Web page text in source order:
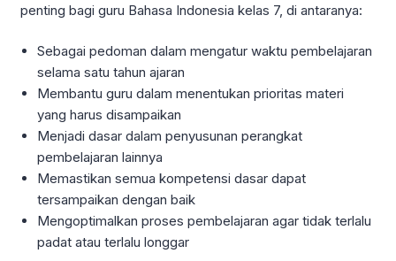
penting bagi guru Bahasa Indonesia kelas 7, di antaranya:
Sebagai pedoman dalam mengatur waktu pembelajaran
selama satu tahun ajaran
Membantu guru dalam menentukan prioritas materi
yang harus disampaikan
Menjadi dasar dalam penyusunan perangkat
pembelajaran lainnya
Memastikan semua kompetensi dasar dapat
tersampaikan dengan baik
Mengoptimalkan proses pembelajaran agar tidak terlalu
padat atau terlalu longgar